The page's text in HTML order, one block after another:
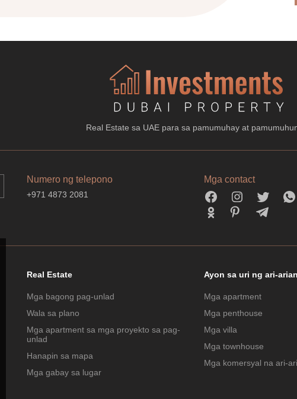
Real Estate sa UAE para sa pamumuhay at
Numero ng telepono
+971 4873 2081
Mga contact
Real Estate
Mga bagong pag-unlad
Wala sa plano
Mga apartment sa mga proyekto sa pag-
unlad
Hanapin sa mapa
Mga gabay sa lugar
Ayon sa uri ng ari-arian
Mga apartment
Mga penthouse
Mga villa
Mga townhouse
Mga komersyal na ari-